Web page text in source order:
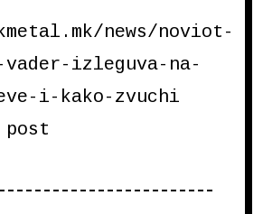
news/noviot-
vader-izleguva-na-
i-kako-zvuchi